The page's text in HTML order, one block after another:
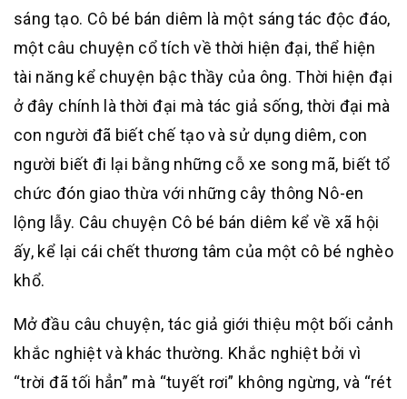
sáng tạo. Cô bé bán diêm là một sáng tác độc đáo,
một câu chuyện cổ tích về thời hiện đại, thể hiện
tài năng kể chuyện bậc thầy của ông. Thời hiện đại
ở đây chính là thời đại mà tác giả sống, thời đại mà
con người đã biết chế tạo và sử dụng diêm, con
người biết đi lại bằng những cỗ xe song mã, biết tổ
chức đón giao thừa với những cây thông Nô-en
lộng lẫy. Câu chuyện Cô bé bán diêm kể về xã hội
ấy, kể lại cái chết thương tâm của một cô bé nghèo
khổ.
Mở đầu câu chuyện, tác giả giới thiệu một bối cảnh
khắc nghiệt và khác thường. Khắc nghiệt bởi vì
“trời đã tối hẳn” mà “tuyết rơi” không ngừng, và “rét